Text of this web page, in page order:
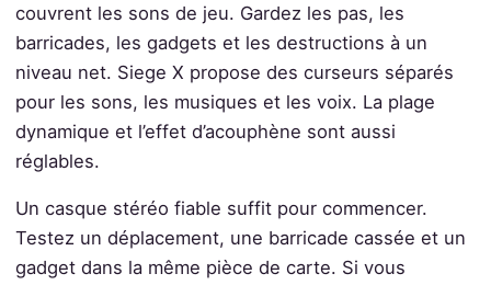
couvrent les sons de jeu. Gardez les pas, les
barricades, les gadgets et les destructions à un
niveau net. Siege X propose des curseurs séparés
pour les sons, les musiques et les voix. La plage
dynamique et l’effet d’acouphène sont aussi
réglables.
Un casque stéréo fiable suffit pour commencer.
Testez un déplacement, une barricade cassée et un
gadget dans la même pièce de carte. Si vous